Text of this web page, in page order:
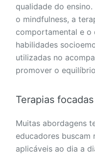
qualidade do
o mindfulness, a
comportamental e o
habilidades
utilizadas no
promover o
Terapias
Muitas abordagens
educadores
aplicáveis ao dia a